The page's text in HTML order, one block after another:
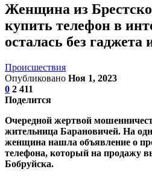
Женщина из
купить телефон в
осталась без гаджета
Происшествия
Опубликовано Ноя 1, 2023
0 2 411
Поделится
Очередной жертвой
жительница Барановичей. На
женщина нашла объявление о
телефона, который на продажу
Бобруйска.